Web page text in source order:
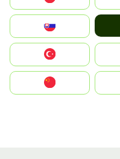
United States
中國香港特別行政區